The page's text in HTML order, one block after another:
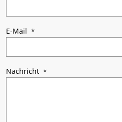
E-Mail
Nachricht